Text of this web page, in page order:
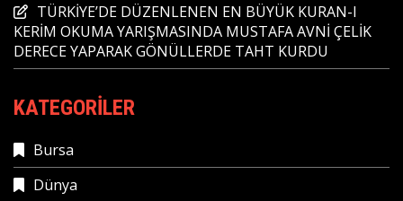
TÜRKİYE’DE DÜZENLENEN EN BÜYÜK KURAN-I
KERİM OKUMA YARIŞMASINDA MUSTAFA AVNİ ÇELİK
DERECE YAPARAK GÖNÜLLERDE TAHT KURDU
KATEGORILER
Bursa
Dünya